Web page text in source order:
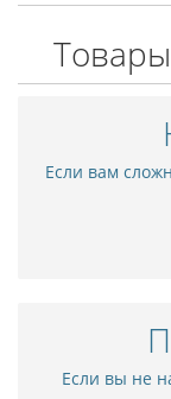
Если вам
Если вы не